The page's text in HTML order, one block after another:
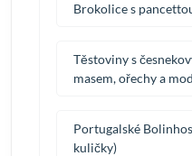
Brokolice s
Těstoviny s
masem, ořechy a
Portugalské
kuličky)